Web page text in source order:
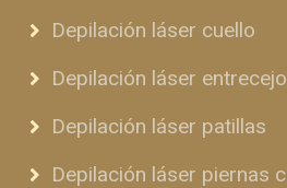
Depilación láser cuello
Depilación láser entrecejo
Depilación láser patillas
Depilación láser piernas